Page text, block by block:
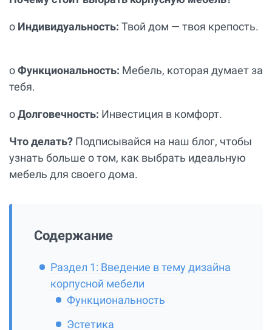
o Индивидуальность: Твой дом — твоя крепость.
oФункциональность: Мебель, которая думает за
тебя.
oДолговечность: Инвестиция в комфорт.
Что делать? Подписывайся на наш блог, чтобы
узнать больше о том, как выбрать идеальную
мебель для своего дома.
Содержание
Раздел 1: Введение в тему дизайна
корпусной мебели
Функциональность
Эстетика